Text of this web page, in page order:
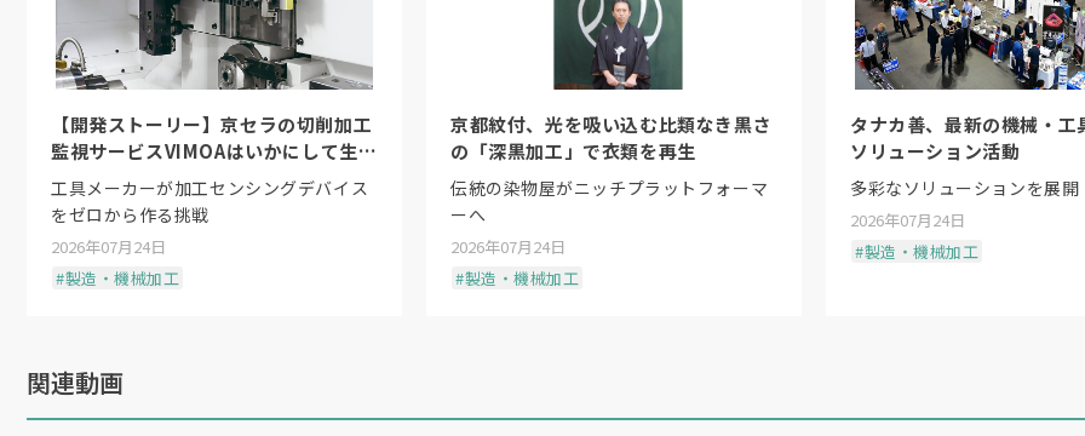
また、製造工程における環境負荷の低減を最重要課題の一つと捉え、サステナブルなエネルギ
策として今年2月から工場屋根に大規模な太陽光発電パネルを設置。発電容量は約491kW、年間
定発電量は約54万kWhで、発電した全量を工場内の空調や照明に供給、年間約225㌧のCO2排出
減を見込む。生産能力の増強を図ると同時に、クリーンエネルギーを活用した「次世代型スマー
工場」としての運用を推進する。
【開発ストーリー】京セラの切削加工
監視サービスVIMOAはいかにして生ま
れたか
工具メーカーが加工センシングデバイス
をゼロから作る挑戦
2026年07月24日
#製造・機械加工
京都紋付、光を吸い込む比類なき黒さ
の「深黒加工」で衣類を再生
伝統の染物屋がニッチプラットフォーマ
ーへ
2026年07月24日
#製造・機械加工
タナカ善、最新の機械・工
ソリューション活動
多彩なソリューションを展開
2026年07月24日
#製造・機械加工
関連動画